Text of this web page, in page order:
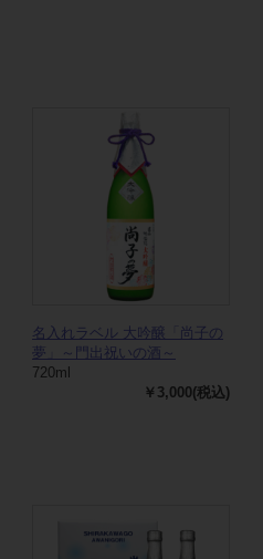
名入れラベル 大吟醸「尚子の
夢」～門出祝いの酒～
720ml
￥3,000(税込)